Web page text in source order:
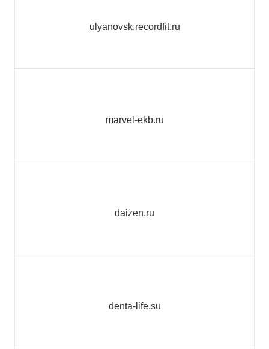
ulyanovsk.recordfit.ru
marvel-ekb.ru
daizen.ru
denta-life.su